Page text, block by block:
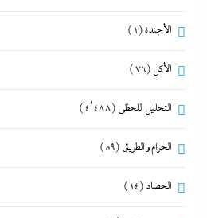
الأجندة(1)
الأكل (76)
التحليل اللحظي (4٬488)
الحزام و الطريق (59)
الحصاد (14)